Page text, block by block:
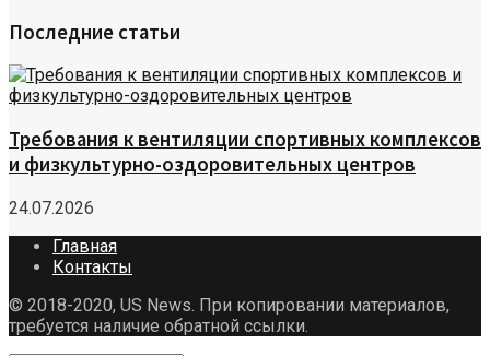
Последние статьи
Требования к вентиляции спортивных комплексов
и физкультурно-оздоровительных центров
24.07.2026
Главная
Контакты
© 2018-2020, US News. При копировании материалов,
требуется наличие обратной ссылки.